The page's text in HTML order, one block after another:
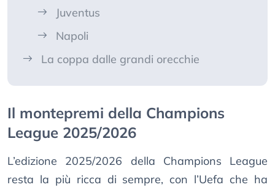
Juventus
Napoli
La coppa dalle grandi orecchie
Il montepremi della Champions
League 2025/2026
L’edizione 2025/2026 della Champions League
resta la più ricca di sempre, con l’Uefa che ha